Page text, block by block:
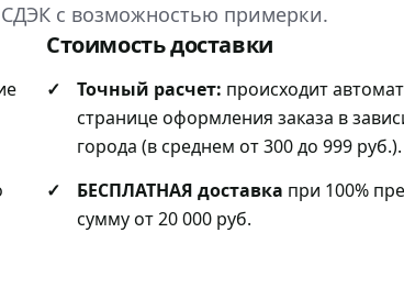
с возможностью примерки.
Стоимость доставки
Точный расчет: происходит
странице оформления заказа в
города (в среднем от 300 до 999 руб.).
БЕСПЛАТНАЯ доставка при 100%
сумму от 20 000 руб.